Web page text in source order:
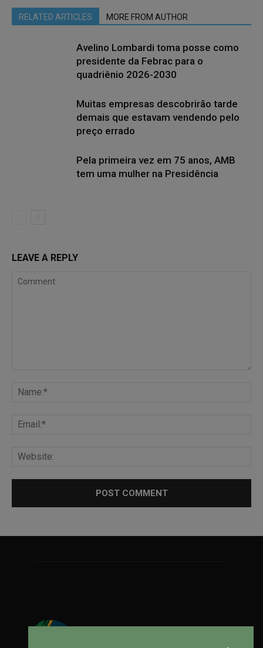
RELATED ARTICLES MORE FROM AUTHOR
Avelino Lombardi toma posse como
presidente da Febrac para o
quadriênio 2026-2030
Muitas empresas descobrirão tarde
demais que estavam vendendo pelo
preço errado
Pela primeira vez em 75 anos, AMB
tem uma mulher na Presidência
LEAVE A REPLY